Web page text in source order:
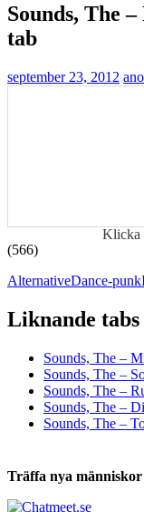
Sounds, The
tab
september 23, 2012
Klicka
(566)
AlternativeDance-punk
Liknande tabs
Sounds, The –
Sounds, The –
Sounds, The –
Sounds, The –
Sounds, The –
Träffa nya